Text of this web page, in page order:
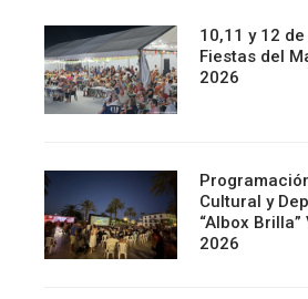
10,11 y 12
Fiestas del
2026
Cultural y
“Albox Brilla”
2026